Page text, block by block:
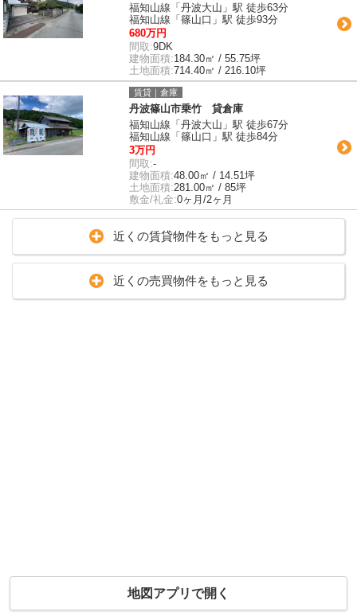
福知山線「丹波大山」駅 徒歩63分
福知山線「篠山口」駅 徒歩93分
680万円
間取:9DK
建物面積:184.30㎡ / 55.75坪
土地面積:714.40㎡ / 216.10坪
賃貸｜倉庫
丹波篠山市乗竹 貸倉庫
福知山線「丹波大山」駅 徒歩67分
福知山線「篠山口」駅 徒歩84分
3万円
間取:-
建物面積:48.00㎡ / 14.51坪
土地面積:281.00㎡ / 85坪
敷金/礼金:0ヶ月/2ヶ月
近くの賃貸物件をもっと見る
近くの売買物件をもっと見る
地図アプリで開く